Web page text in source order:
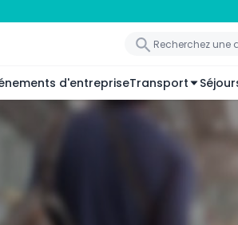
d'entrepriseTransport